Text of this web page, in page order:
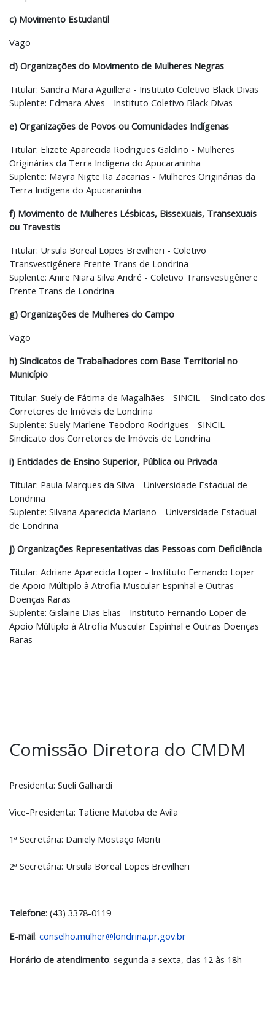
c) Movimento Estudantil
Vago
d) Organizações do Movimento de Mulheres Negras
Titular: Sandra Mara Aguillera - Instituto Coletivo Black Divas
Suplente: Edmara Alves - Instituto Coletivo Black Divas
e) Organizações de Povos ou Comunidades Indígenas
Titular: Elizete Aparecida Rodrigues Galdino - Mulheres
Originárias da Terra Indígena do Apucaraninha
Suplente: Mayra Nigte Ra Zacarias - Mulheres Originárias da
Terra Indígena do Apucaraninha
f) Movimento de Mulheres Lésbicas, Bissexuais, Transexuais
ou Travestis
Titular: Ursula Boreal Lopes Brevilheri - Coletivo
Transvestigênere Frente Trans de Londrina
Suplente: Anire Niara Silva André - Coletivo Transvestigênere
Frente Trans de Londrina
g) Organizações de Mulheres do Campo
Vago
h) Sindicatos de Trabalhadores com Base Territorial no
Município
Titular: Suely de Fátima de Magalhães - SINCIL – Sindicato dos
Corretores de Imóveis de Londrina
Suplente: Suely Marlene Teodoro Rodrigues - SINCIL –
Sindicato dos Corretores de Imóveis de Londrina
i) Entidades de Ensino Superior, Pública ou Privada
Titular: Paula Marques da Silva - Universidade Estadual de
Londrina
Suplente: Silvana Aparecida Mariano - Universidade Estadual
de Londrina
j) Organizações Representativas das Pessoas com Deficiência
Titular: Adriane Aparecida Loper - Instituto Fernando Loper
de Apoio Múltiplo à Atrofia Muscular Espinhal e Outras
Doenças Raras
Suplente: Gislaine Dias Elias - Instituto Fernando Loper de
Apoio Múltiplo à Atrofia Muscular Espinhal e Outras Doenças
Raras
Comissão Diretora do CMDM
Presidenta: Sueli Galhardi
Vice-Presidenta: Tatiene Matoba de Avila
1ª Secretária: Daniely Mostaço Monti
2ª Secretária: Ursula Boreal Lopes Brevilheri
Telefone: (43) 3378-0119
E-mail: conselho.mulher@londrina.pr.gov.br
Horário de atendimento: segunda a sexta, das 12 às 18h